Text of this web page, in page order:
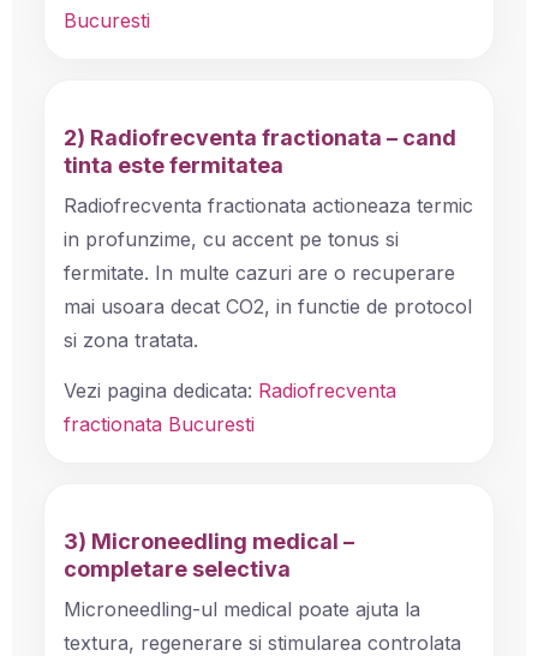
Bucuresti
2) Radiofrecventa fractionata – cand
tinta este fermitatea
Radiofrecventa fractionata actioneaza termic
in profunzime, cu accent pe tonus si
fermitate. In multe cazuri are o recuperare
mai usoara decat CO2, in functie de protocol
si zona tratata.
Vezi pagina dedicata: Radiofrecventa
fractionata Bucuresti
3) Microneedling medical –
completare selectiva
Microneedling-ul medical poate ajuta la
textura, regenerare si stimularea controlata